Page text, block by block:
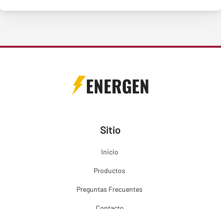
ENERGEN
Sitio
Inicio
Productos
Preguntas Frecuentes